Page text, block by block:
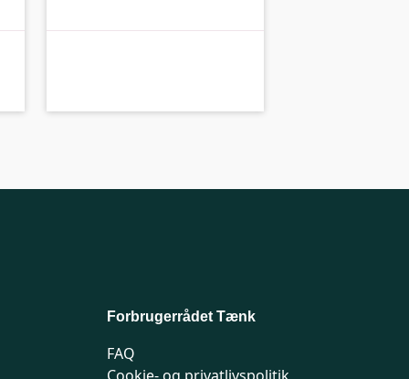
Forbrugerrådet Tænk
FAQ